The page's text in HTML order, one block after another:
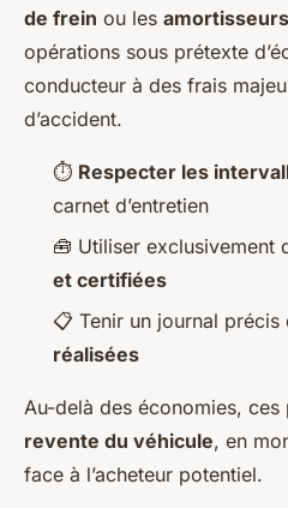
de frein ou les amortisseurs
opérations sous prétexte
conducteur à des frais
d’accident.
⏱️ Respecter les
carnet d’entretien
🧰 Utiliser exclusivement
et certifiées
📋 Tenir un journal précis
réalisées
Au-delà des économies,
revente du véhicule, en
face à l’acheteur potentiel.